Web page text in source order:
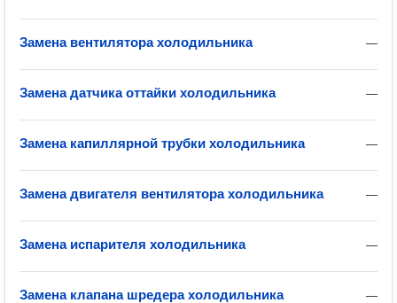
—
Замена вентилятора холодильника
—
Замена датчика оттайки холодильника
—
Замена капиллярной трубки холодильника
—
Замена двигателя вентилятора холодильника
—
Замена испарителя холодильника
—
Замена клапана шредера холодильника